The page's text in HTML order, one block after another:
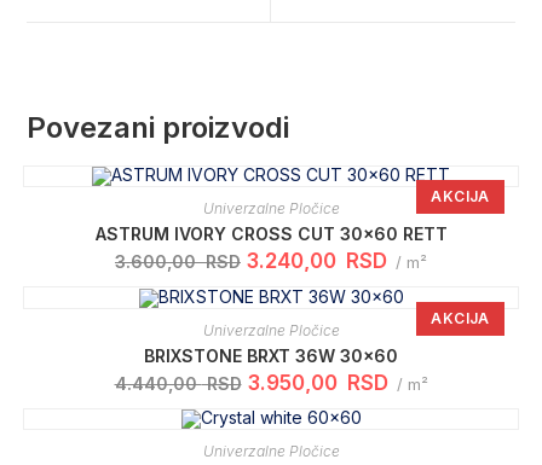
Povezani proizvodi
AKCIJA
Univerzalne Pločice
ASTRUM IVORY CROSS CUT 30×60 RETT
3.600,00RSD Originalna
cena
je
bila:
3.600,00 RSD.
3.240,00 RSDTrenutna
cena
je:
3.240,00 RSD.
/ m²
AKCIJA
Univerzalne Pločice
BRIXSTONE BRXT 36W 30×60
4.440,00RSD Originalna
cena
je
bila:
4.440,00 RSD.
3.950,00 RSDTrenutna
cena
/ m²
Univerzalne Pločice